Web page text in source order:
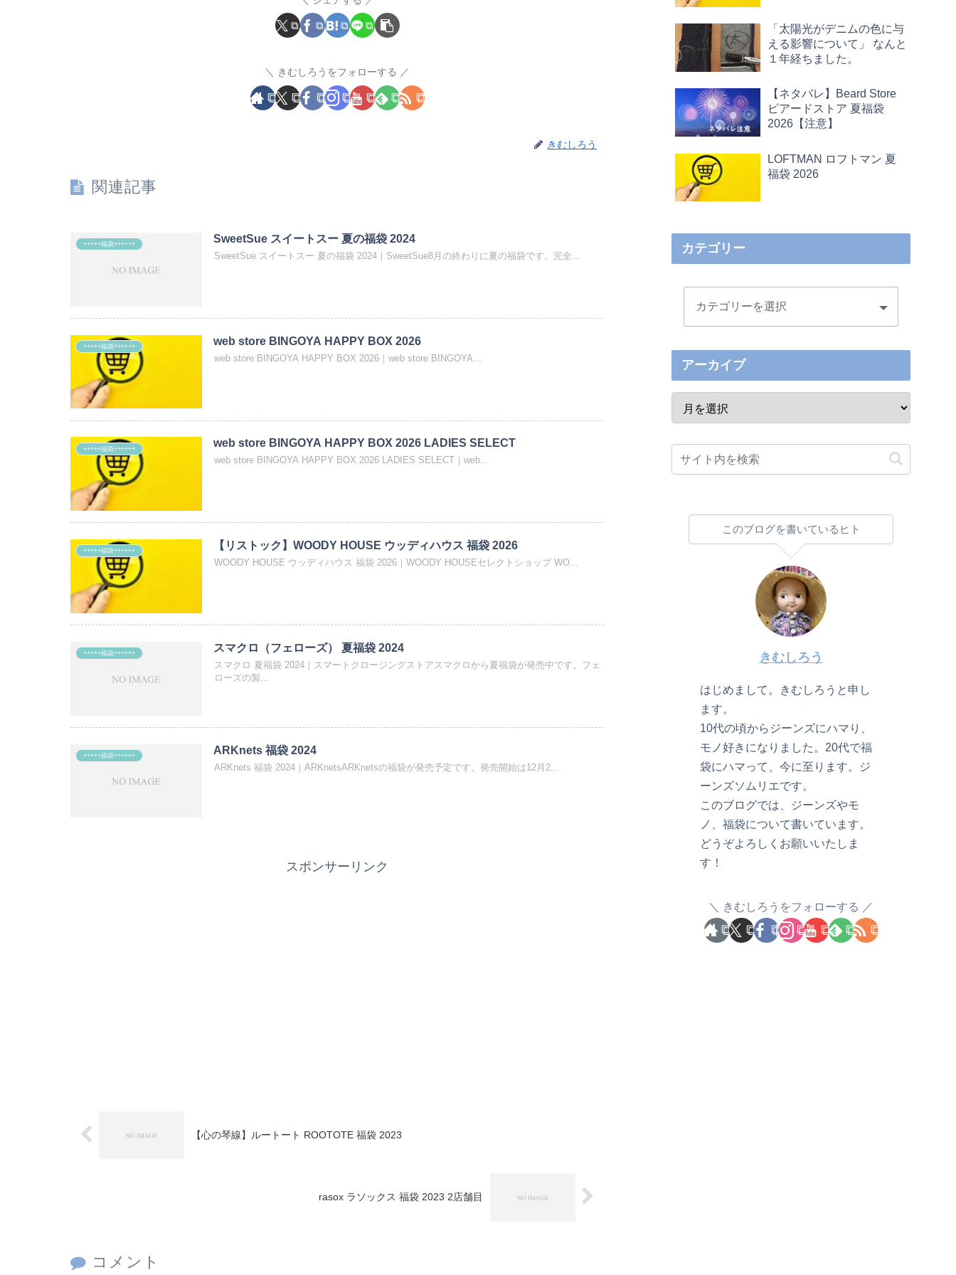
きむしろうをフォローする
きむしろう
関連記事
+++++福袋++++++ SweetSue スイートスー 夏の福袋 2024
SweetSue スイートスー 夏の福袋 2024｜SweetSue8月の終わりに夏の福袋です。完全...
+++++福袋++++++ web store BINGOYA HAPPY BOX 2026
web store BINGOYA HAPPY BOX 2026｜web store BINGOYA...
+++++福袋++++++ web store BINGOYA HAPPY BOX 2026 LADIES SELECT
web store BINGOYA HAPPY BOX 2026 LADIES SELECT｜web...
+++++福袋++++++ 【リストック】WOODY HOUSE ウッディハウス 福袋 2026
WOODY HOUSE ウッディハウス 福袋 2026｜WOODY HOUSEセレクトショップ WO...
+++++福袋++++++ スマクロ（フェローズ） 夏福袋 2024
スマクロ 夏福袋 2024｜スマートクロージングストアスマクロから夏福袋が発売中です。フェ
ローズの製...
+++++福袋++++++ ARKnets 福袋 2024
ARKnets 福袋 2024｜ARKnetsARKnetsの福袋が発売予定です。発売開始は12月2...
スポンサーリンク
【心の琴線】ルートート ROOTOTE 福袋 2023
rasox ラソックス 福袋 2023 2店舗目
コメント
「太陽光がデニムの色に与
える影響について」 なんと
１年経ちました。
【ネタバレ】Beard Store
ビアードストア 夏福袋
2026【注意】
LOFTMAN ロフトマン 夏
福袋 2026
カテゴリー
アーカイブ
このブログを書いているヒト
きむしろう
はじめまして。きむしろうと申し
ます。
10代の頃からジーンズにハマり、
モノ好きになりました。20代で福
袋にハマって、今に至ります。ジ
ーンズソムリエです。
このブログでは、ジーンズやモ
ノ、福袋について書いています。
どうぞよろしくお願いいたしま
す！
きむしろうをフォローする